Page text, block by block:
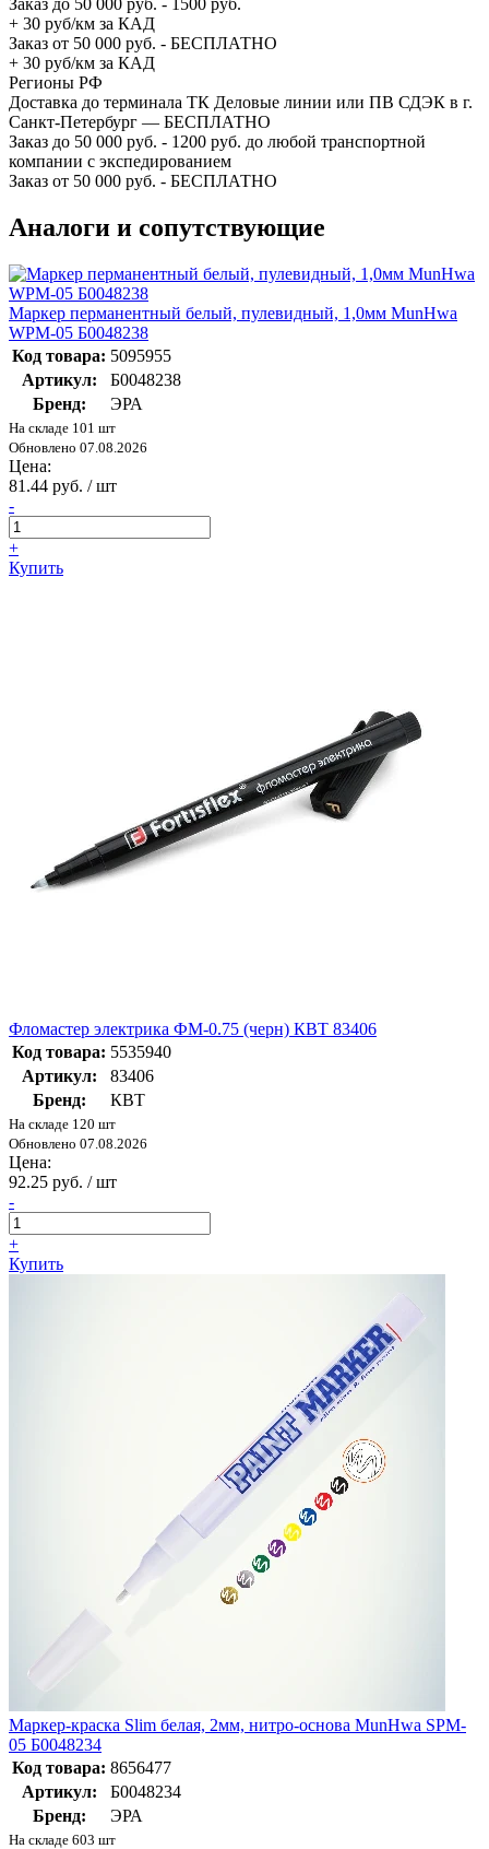
+ 30 руб/км за КАД
Заказ от 50 000 руб. - БЕСПЛАТНО
+ 30 руб/км за КАД
Регионы РФ
Доставка до терминала ТК Деловые линии или ПВ СДЭК в г.
Санкт-Петербург — БЕСПЛАТНО
Заказ до 50 000 руб. - 1200 руб. до любой транспортной
компании с экспедированием
Заказ от 50 000 руб. - БЕСПЛАТНО
Аналоги и сопутствующие
Маркер перманентный белый, пулевидный, 1,0мм MunHwa
WPM-05 Б0048238
Код товара: 5095955
Артикул:
Б0048238
Бренд:
ЭРА
На складе 101 шт
Обновлено 07.08.2026
Цена:
81.44 руб. / шт
-
+
Купить
Фломастер электрика ФМ-0.75 (черн) КВТ 83406
Код товара: 5535940
Артикул:
83406
Бренд:
КВТ
На складе 120 шт
Обновлено 07.08.2026
Цена:
92.25 руб. / шт
-
+
Купить
Маркер-краска Slim белая, 2мм, нитро-основа MunHwa SPM-
05 Б0048234
Код товара: 8656477
Артикул:
Б0048234
Бренд:
ЭРА
На складе 603 шт